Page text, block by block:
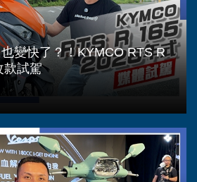
變快了？！KYMCO RTS R
款試駕